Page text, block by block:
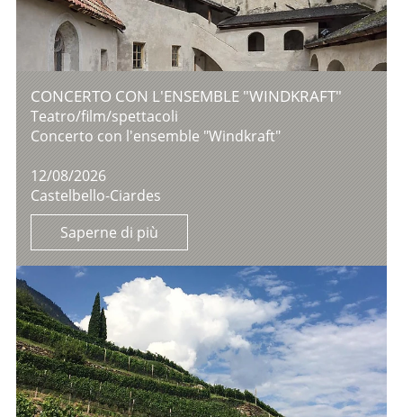
CONCERTO CON L'ENSEMBLE "WINDKRAFT"
Teatro/film/spettacoli
Concerto con l'ensemble "Windkraft"
12/08/2026
Castelbello-Ciardes
Saperne di più